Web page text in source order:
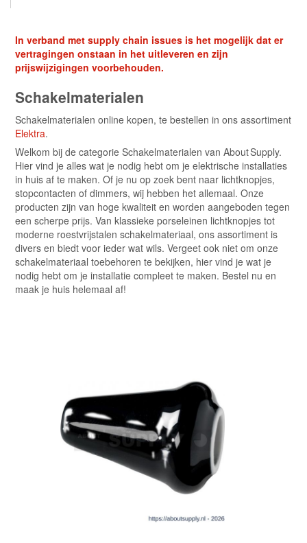
In verband met supply chain issues is het mogelijk dat er
vertragingen onstaan in het uitleveren en zijn
prijswijzigingen voorbehouden.
Schakelmaterialen
Schakelmaterialen online kopen, te bestellen in ons assortiment
Elektra.
Welkom bij de categorie Schakelmaterialen van About Supply.
Hier vind je alles wat je nodig hebt om je elektrische installaties
in huis af te maken. Of je nu op zoek bent naar lichtknopjes,
stopcontacten of dimmers, wij hebben het allemaal. Onze
producten zijn van hoge kwaliteit en worden aangeboden tegen
een scherpe prijs. Van klassieke porseleinen lichtknopjes tot
moderne roestvrijstalen schakelmateriaal, ons assortiment is
divers en biedt voor ieder wat wils. Vergeet ook niet om onze
schakelmateriaal toebehoren te bekijken, hier vind je wat je
nodig hebt om je installatie compleet te maken. Bestel nu en
maak je huis helemaal af!